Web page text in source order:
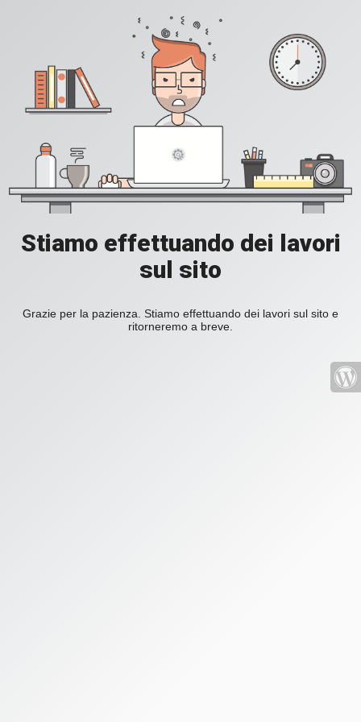
Stiamo effettuando dei lavori
sul sito
Grazie per la pazienza. Stiamo effettuando dei lavori sul sito e
ritorneremo a breve.